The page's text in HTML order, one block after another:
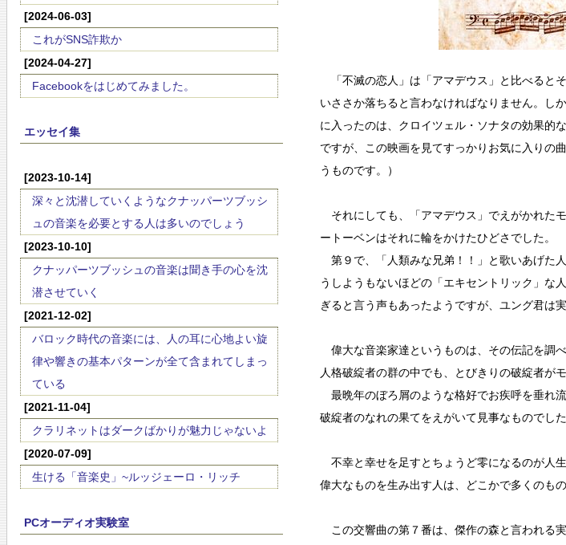
[2024-06-03]
これがSNS詐欺か
[2024-04-27]
Facebookをはじめてみました。
エッセイ集
[2023-10-14]
深々と沈潜していくようなクナッパーツブッシ
ュの音楽を必要とする人は多いのでしょう
[2023-10-10]
クナッパーツブッシュの音楽は聞き手の心を沈
潜させていく
[2021-12-02]
バロック時代の音楽には、人の耳に心地よい旋
律や響きの基本パターンが全て含まれてしまっ
ている
[2021-11-04]
クラリネットはダークばかりが魅力じゃないよ
[2020-07-09]
生ける「音楽史」~ルッジェーロ・リッチ
PCオーディオ実験室
「不滅の恋人」は「アマデウス」と比べると
いささか落ちると言わなければなりません。し
に入ったのは、クロイツェル・ソナタの効果的
ですが、この映画を見てすっかりお気に入りの
うものです。）
それにしても、「アマデウス」でえがかれた
ートーベンはそれに輪をかけたひどさでした。
第９で、「人類みな兄弟！！」と歌いあげた
うしようもないほどの「エキセントリック」な
ぎると言う声もあったようですが、ユング君は
偉大な音楽家達というものは、その伝記を調
人格破綻者の群の中でも、とびきりの破綻者が
最晩年のぼろ屑のような格好でお疾呼を垂れ
破綻者のなれの果てをえがいて見事なものでした
不幸と幸せを足すとちょうど零になるのが人
偉大なものを生み出す人は、どこかで多くのも
この交響曲の第７番は、傑作の森と言われる